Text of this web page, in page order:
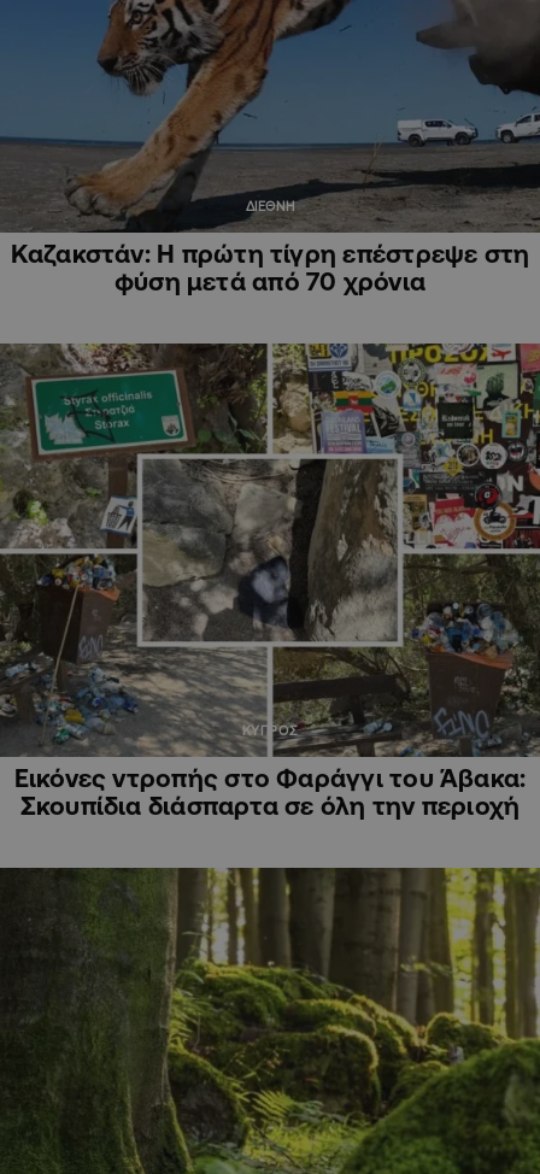
ΔΙΕΘΝΗ
Καζακστάν: Η πρώτη τίγρη επέστρεψε στη
φύση μετά από 70 χρόνια
ΚΥΠΡΟΣ
Εικόνες ντροπής στο Φαράγγι του Άβακα:
Σκουπίδια διάσπαρτα σε όλη την περιοχή